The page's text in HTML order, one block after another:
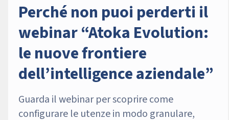
Perché non puoi perderti il
webinar “Atoka Evolution:
le nuove frontiere
dell’intelligence aziendale”
Guarda il webinar per scoprire come
configurare le utenze in modo granulare,